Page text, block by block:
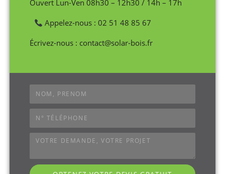
Ouvert Lun-Ven 08h30 – 12h30 / 14h – 17h
Appelez-nous : 02 51 48 85 67
Écrivez-nous : contact@solar-bois.fr